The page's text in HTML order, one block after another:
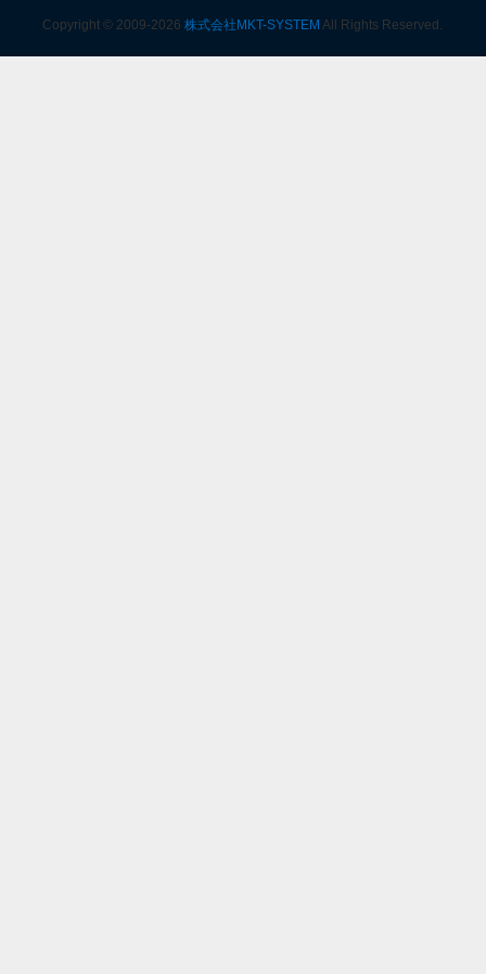
Copyright © 2009-2026株式会社MKT-SYSTEM All Rights Reserved.